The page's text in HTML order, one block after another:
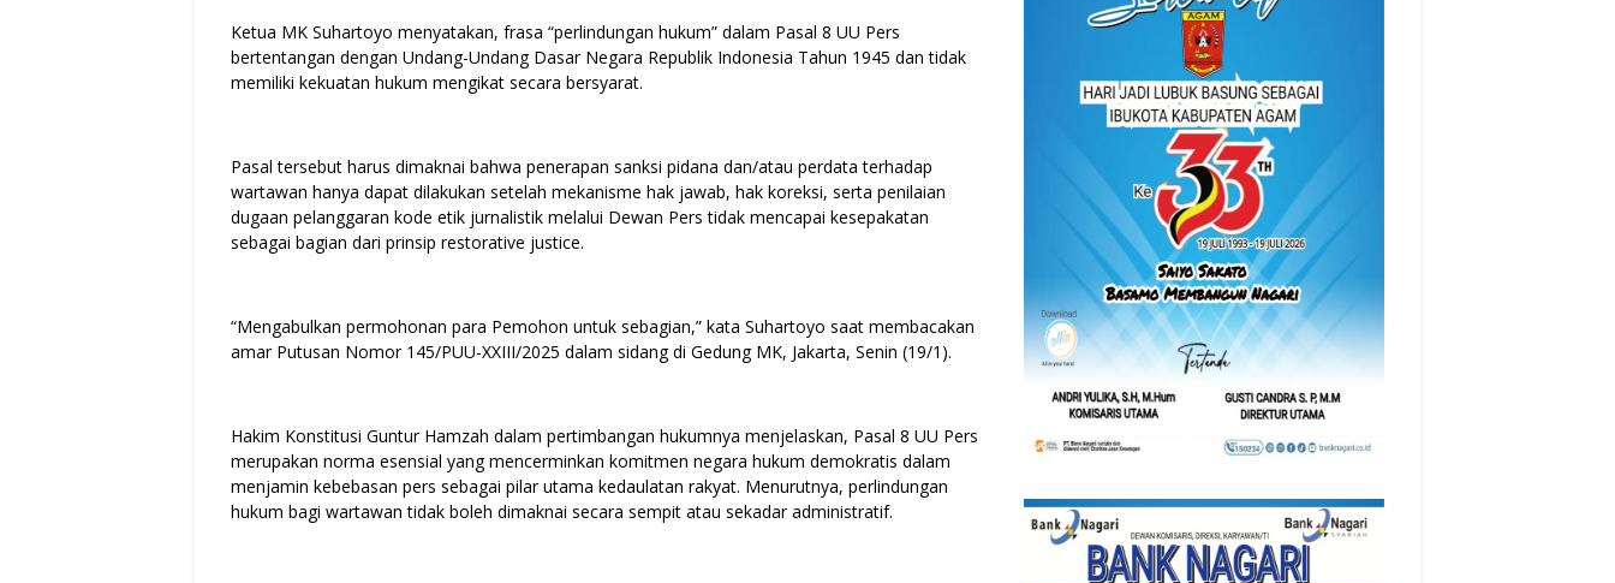
Ketua MK Suhartoyo menyatakan, frasa “perlindungan hukum” dalam Pasal 8 UU Pers
bertentangan dengan Undang-Undang Dasar Negara Republik Indonesia Tahun 1945 dan tidak
memiliki kekuatan hukum mengikat secara bersyarat.
Pasal tersebut harus dimaknai bahwa penerapan sanksi pidana dan/atau perdata terhadap
wartawan hanya dapat dilakukan setelah mekanisme hak jawab, hak koreksi, serta penilaian
dugaan pelanggaran kode etik jurnalistik melalui Dewan Pers tidak mencapai kesepakatan
sebagai bagian dari prinsip restorative justice.
“Mengabulkan permohonan para Pemohon untuk sebagian,” kata Suhartoyo saat membacakan
amar Putusan Nomor 145/PUU-XXIII/2025 dalam sidang di Gedung MK, Jakarta, Senin (19/1).
Hakim Konstitusi Guntur Hamzah dalam pertimbangan hukumnya menjelaskan, Pasal 8 UU Pers
merupakan norma esensial yang mencerminkan komitmen negara hukum demokratis dalam
menjamin kebebasan pers sebagai pilar utama kedaulatan rakyat. Menurutnya, perlindungan
hukum bagi wartawan tidak boleh dimaknai secara sempit atau sekadar administratif.